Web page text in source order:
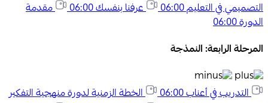
التصميمي في التعليم06:00 عرفنا بنفسك06:00
مقدمة
الدورة06:00
المرحلة الرابعة: النمذجة
التدريب في أعناب06:00
الخطة الزمنية لدورة منهجية التفكير